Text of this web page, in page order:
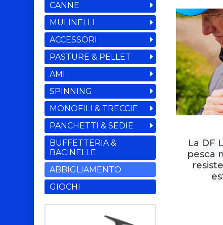
La DF
pesca
CANNE
MULINELLI
ACCESSORI
PASTURE & PELLET
AMI
SPINNING
MONOFILI & TRECCIE
PANCHETTI & SEDIE
BUFFETTERIA &
BACINELLE
ABBIGLIAMENTO
GIOCHI